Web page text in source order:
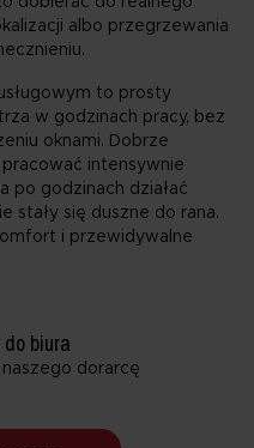
albo przegrzewania
to prosty
w godzinach pracy, bez
oknami. Dobrze
intensywnie
po godzinach działać
stały się duszne do rana.
i przewidywalne
do biura
dorarcę